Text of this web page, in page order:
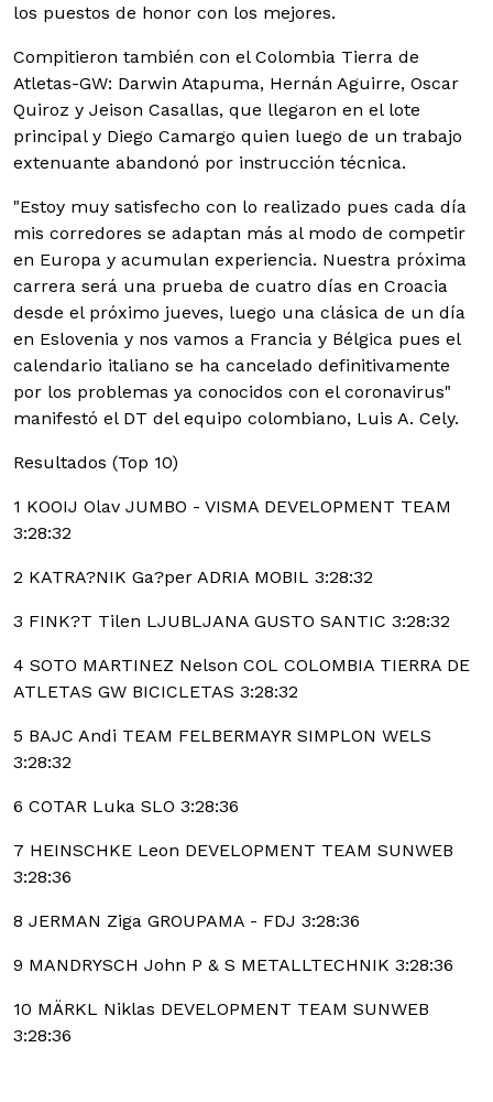
los puestos de honor con los mejores.
Compitieron también con el Colombia Tierra de
Atletas-GW: Darwin Atapuma, Hernán Aguirre, Oscar
Quiroz y Jeison Casallas, que llegaron en el lote
principal y Diego Camargo quien luego de un trabajo
extenuante abandonó por instrucción técnica.
"Estoy muy satisfecho con lo realizado pues cada día
mis corredores se adaptan más al modo de competir
en Europa y acumulan experiencia. Nuestra próxima
carrera será una prueba de cuatro días en Croacia
desde el próximo jueves, luego una clásica de un día
en Eslovenia y nos vamos a Francia y Bélgica pues el
calendario italiano se ha cancelado definitivamente
por los problemas ya conocidos con el coronavirus"
manifestó el DT del equipo colombiano, Luis A. Cely.
Resultados (Top 10)
1 KOOIJ Olav JUMBO - VISMA DEVELOPMENT TEAM
3:28:32
2 KATRA?NIK Ga?per ADRIA MOBIL 3:28:32
3 FINK?T Tilen LJUBLJANA GUSTO SANTIC 3:28:32
4 SOTO MARTINEZ Nelson COL COLOMBIA TIERRA DE
ATLETAS GW BICICLETAS 3:28:32
5 BAJC Andi TEAM FELBERMAYR SIMPLON WELS
3:28:32
6 COTAR Luka SLO 3:28:36
7 HEINSCHKE Leon DEVELOPMENT TEAM SUNWEB
3:28:36
8 JERMAN Ziga GROUPAMA - FDJ 3:28:36
9 MANDRYSCH John P & S METALLTECHNIK 3:28:36
10 MÄRKL Niklas DEVELOPMENT TEAM SUNWEB
3:28:36